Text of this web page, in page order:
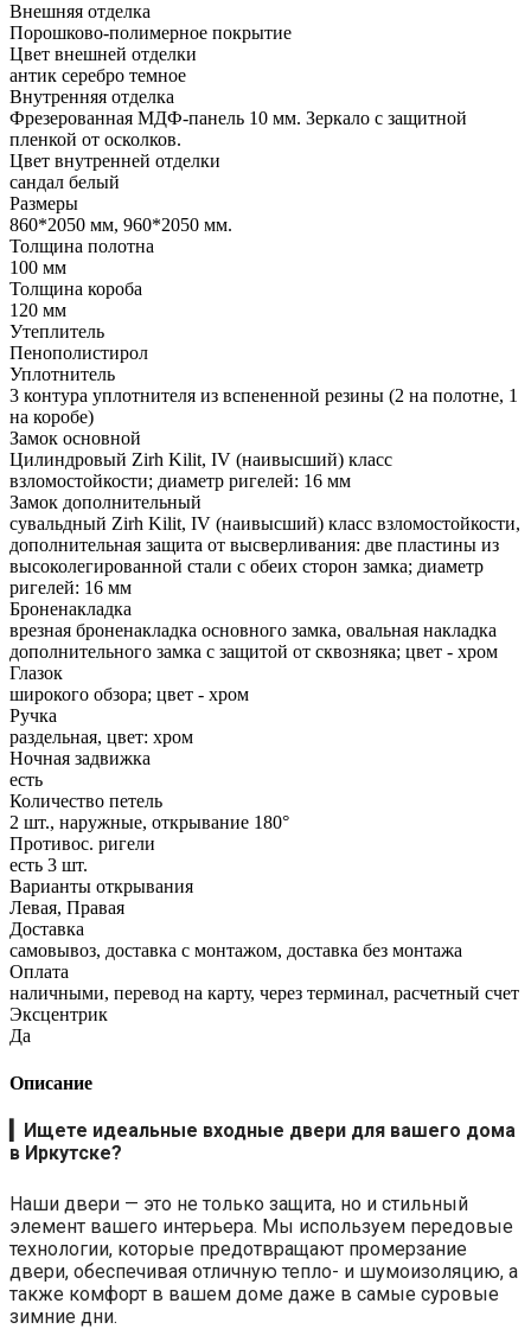
Внешняя отделка
Порошково-полимерное покрытие
Цвет внешней отделки
антик серебро темное
Внутренняя отделка
Фрезерованная МДФ-панель 10 мм. Зеркало с защитной
пленкой от осколков.
Цвет внутренней отделки
сандал белый
Размеры
860*2050 мм, 960*2050 мм.
Толщина полотна
100 мм
Толщина короба
120 мм
Утеплитель
Пенополистирол
Уплотнитель
3 контура уплотнителя из вспененной резины (2 на полотне, 1
на коробе)
Замок основной
Цилиндровый Zirh Kilit, IV (наивысший) класс
взломостойкости; диаметр ригелей: 16 мм
Замок дополнительный
сувальдный Zirh Kilit, IV (наивысший) класс взломостойкости,
дополнительная защита от высверливания: две пластины из
высоколегированной стали с обеих сторон замка; диаметр
ригелей: 16 мм
Броненакладка
врезная броненакладка основного замка, овальная накладка
дополнительного замка с защитой от сквозняка; цвет - хром
Глазок
широкого обзора; цвет - хром
Ручка
раздельная, цвет: хром
Ночная задвижка
есть
Количество петель
2 шт., наружные, открывание 180°
Противос. ригели
есть 3 шт.
Варианты открывания
Левая, Правая
Доставка
самовывоз, доставка с монтажом, доставка без монтажа
Оплата
наличными, перевод на карту, через терминал, расчетный счет
Эксцентрик
Да
Описание
Ищете идеальные входные двери для вашего дома
в Иркутске?
Наши двери — это не только защита, но и стильный
элемент вашего интерьера. Мы используем передовые
технологии, которые предотвращают промерзание
двери, обеспечивая отличную тепло- и шумоизоляцию, а
также комфорт в вашем доме даже в самые суровые
зимние дни.